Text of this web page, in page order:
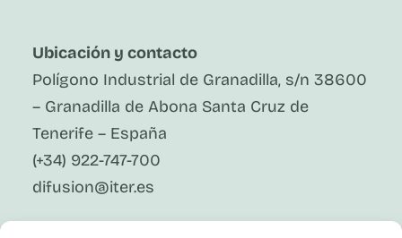
Ubicación y contacto
Polígono Industrial de Granadilla, s/n 38600
– Granadilla de Abona Santa Cruz de
Tenerife – España
(+34) 922-747-700
difusion@iter.es
Síguenos En Redes Sociales